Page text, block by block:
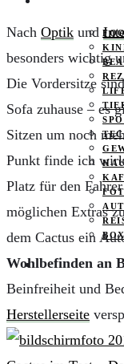
KIND &
Nach Optik und
besonders wichtig
Die Vordersitze
Sofa zuhause – es
Sitzen um noch
Punkt finde ich
Platz für den
möglichen Extras
dem Cactus ein
Wohlbefinden an
Beinfreiheit und
Herstellerseite